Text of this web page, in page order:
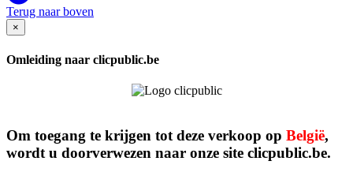
Terug naar boven
×
Omleiding naar clicpublic.be
Om toegang te krijgen tot deze verkoop op België,
wordt u doorverwezen naar onze site clicpublic.be.